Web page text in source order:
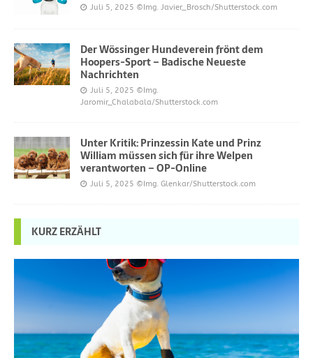
Juli 5, 2025 ©Img. Javier_Brosch/Shutterstock.com
Der Wössinger Hundeverein frönt dem
Hoopers-Sport – Badische Neueste
Nachrichten
Juli 5, 2025 ©Img.
Jaromir_Chalabala/Shutterstock.com
Unter Kritik: Prinzessin Kate und Prinz
William müssen sich für ihre Welpen
verantworten – OP-Online
Juli 5, 2025 ©Img. Glenkar/Shutterstock.com
KURZ ERZÄHLT